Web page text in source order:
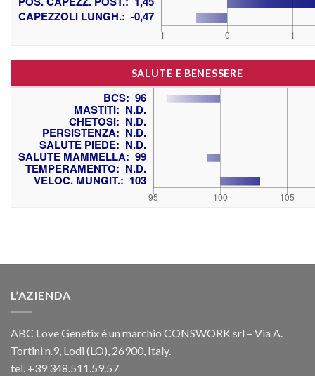
SALUTE E BENESSERE
L’AZIENDA
ABC Love Genetix è un marchio CONSWORK srl – Via A.
Tortini n.9, Lodi (LO), 26900, Italy.
tel. +39 348.511.59.57